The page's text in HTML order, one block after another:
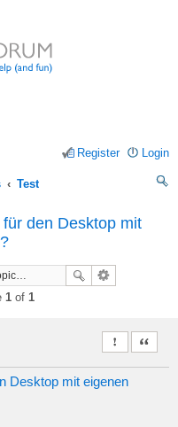
Login
Register
Test
den Desktop mit
1of 1
Desktop mit eigenen
Report this
Quote